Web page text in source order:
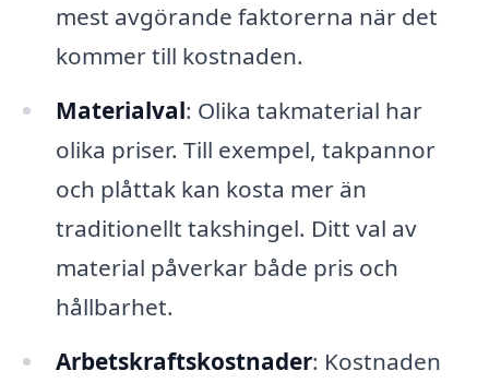
mest avgörande faktorerna när det
kommer till kostnaden.
Materialval: Olika takmaterial har
olika priser. Till exempel, takpannor
och plåttak kan kosta mer än
traditionellt takshingel. Ditt val av
material påverkar både pris och
hållbarhet.
Arbetskraftskostnader: Kostnaden